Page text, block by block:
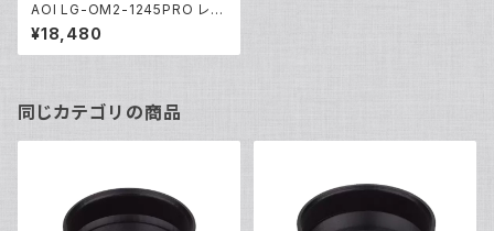
AOI LG-OM2-1245PRO レン
ズギア [21443]
¥18,480
同じカテゴリの商品